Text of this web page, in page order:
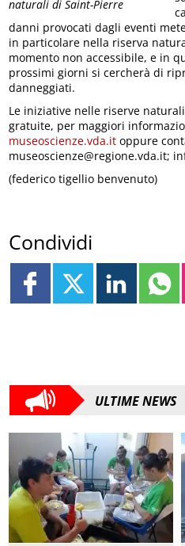
naturali di Saint-Pierre
danni provocati dagli eventi
in particolare nella riserva
momento non accessibile, e in
prossimi giorni si cercherà di
danneggiati.
Le iniziative nelle riserve
gratuite, per maggiori
museoscienze.vda.itoppure
museoscienze@regione.vda.it;
(federico tigellio benvenuto)
Condividi
ULTIME NEWS